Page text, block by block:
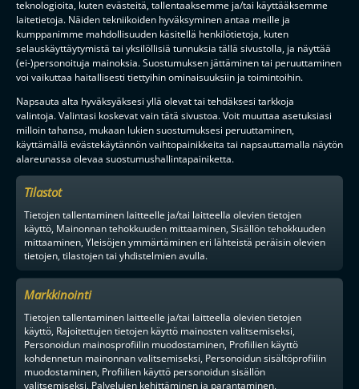
teknologioita, kuten evästeitä, tallentaaksemme ja/tai käyttääksemme
laitetietoja. Näiden tekniikoiden hyväksyminen antaa meille ja
kumppanimme mahdollisuuden käsitellä henkilötietoja, kuten
selauskäyttäytymistä tai yksilöllisiä tunnuksia tällä sivustolla, ja näyttää
(ei-)personoituja mainoksia. Suostumuksen jättäminen tai peruuttaminen
voi vaikuttaa haitallisesti tiettyihin ominaisuuksiin ja toimintoihin.
Napsauta alta hyväksyäksesi yllä olevat tai tehdäksesi tarkkoja
valintoja. Valintasi koskevat vain tätä sivustoa. Voit muuttaa asetuksiasi
milloin tahansa, mukaan lukien suostumuksesi peruuttaminen,
käyttämällä evästekäytännön vaihtopainikkeita tai napsauttamalla näytön
alareunassa olevaa suostumushallintapainiketta.
Tilastot
Tietojen tallentaminen laitteelle ja/tai laitteella olevien tietojen
käyttö, Mainonnan tehokkuuden mittaaminen, Sisällön tehokkuuden
mittaaminen, Yleisöjen ymmärtäminen eri lähteistä peräisin olevien
tietojen, tilastojen tai yhdistelmien avulla.
Markkinointi
Tietojen tallentaminen laitteelle ja/tai laitteella olevien tietojen
käyttö, Rajoitettujen tietojen käyttö mainosten valitsemiseksi,
Personoidun mainosprofiilin muodostaminen, Profiilien käyttö
kohdennetun mainonnan valitsemiseksi, Personoidun sisältöprofiilin
muodostaminen, Profiilien käyttö personoidun sisällön
valitsemiseksi, Palvelujen kehittäminen ja parantaminen,